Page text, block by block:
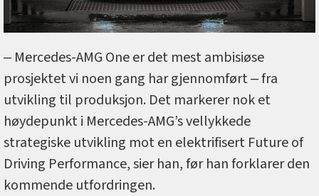
‒ Mercedes-AMG One er det mest ambisiøse
prosjektet vi noen gang har gjennomført ‒ fra
utvikling til produksjon. Det markerer nok et
høydepunkt i Mercedes-AMG’s vellykkede
strategiske utvikling mot en elektrifisert Future of
Driving Performance, sier han, før han forklarer den
kommende utfordringen.